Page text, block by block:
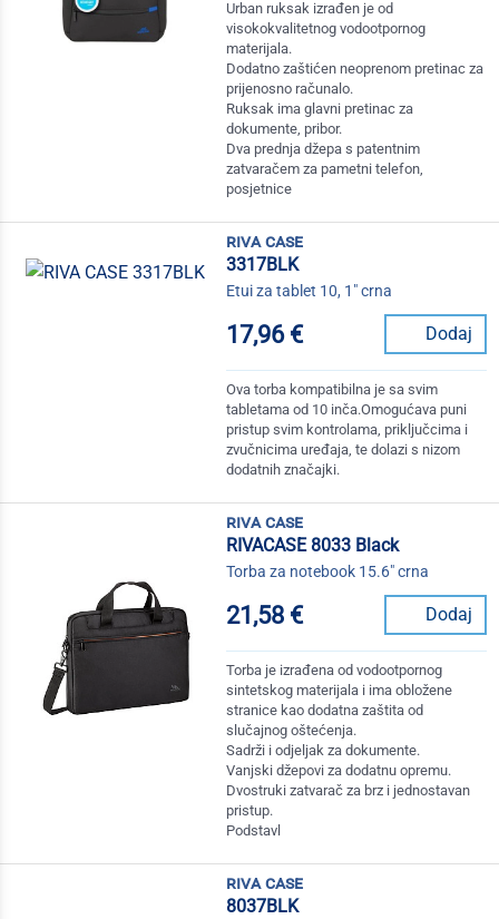
Urban ruksak izrađen je od
visokokvalitetnog vodootpornog
materijala.
Dodatno zaštićen neoprenom pretinac za
prijenosno računalo.
Ruksak ima glavni pretinac za
dokumente, pribor.
Dva prednja džepa s patentnim
zatvaračem za pametni telefon,
posjetnice
riva case
3317BLK
Etui za tablet 10, 1" crna
17,96 € Dodaj
Ova torba kompatibilna je sa svim
tabletama od 10 inča.Omogućava puni
pristup svim kontrolama, priključcima i
zvučnicima uređaja, te dolazi s nizom
dodatnih značajki.
riva case
RIVACASE 8033 Black
Torba za notebook 15.6" crna
21,58 € Dodaj
Torba je izrađena od vodootpornog
sintetskog materijala i ima obložene
stranice kao dodatna zaštita od
slučajnog oštećenja.
Sadrži i odjeljak za dokumente.
Vanjski džepovi za dodatnu opremu.
Dvostruki zatvarač za brz i jednostavan
pristup.
Podstavl
riva case
8037BLK